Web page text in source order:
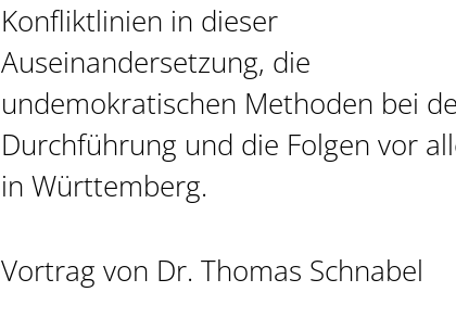
Konfliktlinien in dieser
Auseinandersetzung, die
undemokratischen Methoden bei
Durchführung und die Folgen vor
in Württemberg.
Vortrag von Dr. Thomas Schnabel